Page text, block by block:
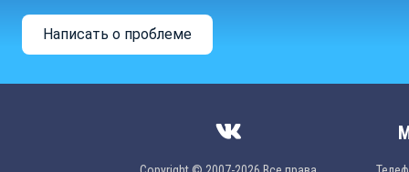
Написать о проблеме